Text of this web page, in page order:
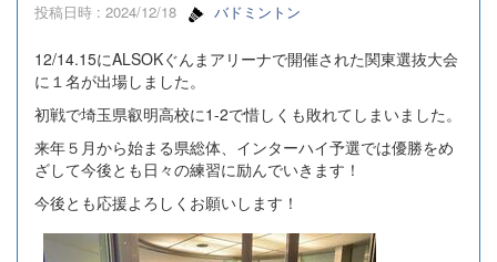
投稿日時 : 2024/12/18 バドミントン
12/14.15にALSOKぐんまアリーナで開催された関東選抜大会
に１名が出場しました。
初戦で埼玉県叡明高校に1-2で惜しくも敗れてしまいました。
来年５月から始まる県総体、インターハイ予選では優勝をめ
ざして今後とも日々の練習に励んでいきます！
今後とも応援よろしくお願いします！